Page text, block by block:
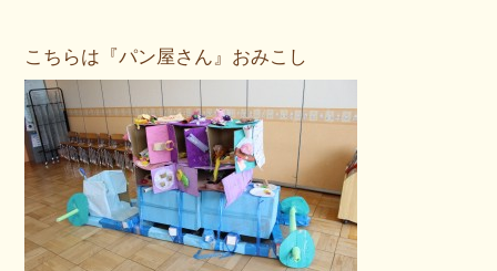
こちらは『パン屋さん』おみこし